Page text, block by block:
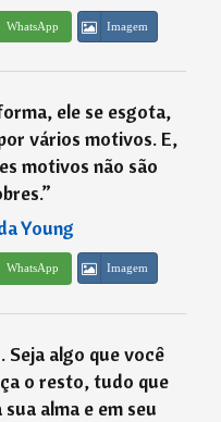
WhatsApp Imagem
ele se esgota,
vários motivos. E,
motivos não são
”
Young
WhatsApp Imagem
Seja algo que você
o resto, tudo que
alma e em seu